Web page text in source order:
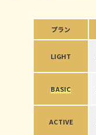
プラン
LIGHT
BASIC
ACTIVE